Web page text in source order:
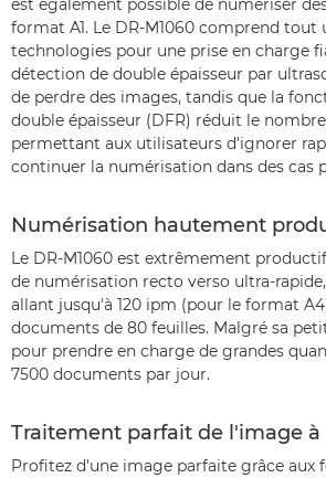
est également possible de numériser
format A1. Le DR-M1060 comprend tout
technologies pour une prise en charge
détection de double épaisseur par
de perdre des images, tandis que la
double épaisseur (DFR) réduit le
permettant aux utilisateurs d'ignorer
continuer la numérisation dans des cas
Numérisation hautement
Le DR-M1060 est extrêmement
de numérisation recto verso ultra-
allant jusqu'à 120 ipm (pour le format
documents de 80 feuilles. Malgré sa
pour prendre en charge de grandes
7500 documents par jour.
Traitement parfait de l'image à
Profitez d'une image parfaite grâce aux